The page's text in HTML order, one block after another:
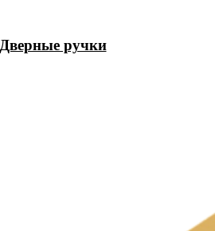
Дверные ручки